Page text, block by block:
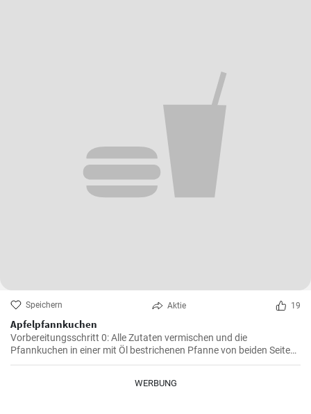
Speichern Aktie 19
Apfelpfannkuchen
Vorbereitungsschritt 0: Alle Zutaten vermischen und die
Pfannkuchen in einer mit Öl bestrichenen Pfanne von beiden Seiten
braten.
WERBUNG